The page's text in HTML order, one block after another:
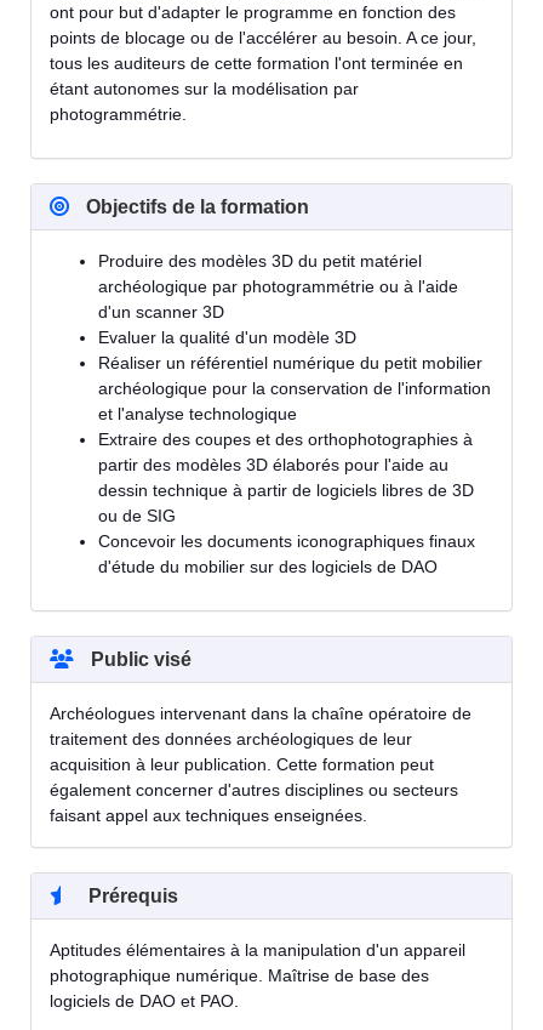
ont pour but d'adapter le programme en fonction des
points de blocage ou de l'accélérer au besoin. A ce jour,
tous les auditeurs de cette formation l'ont terminée en
étant autonomes sur la modélisation par
photogrammétrie.
Objectifs de la formation
Produire des modèles 3D du petit matériel
archéologique par photogrammétrie ou à l'aide
d'un scanner 3D
Evaluer la qualité d'un modèle 3D
Réaliser un référentiel numérique du petit mobilier
archéologique pour la conservation de l'information
et l'analyse technologique
Extraire des coupes et des orthophotographies à
partir des modèles 3D élaborés pour l'aide au
dessin technique à partir de logiciels libres de 3D
ou de SIG
Concevoir les documents iconographiques finaux
d'étude du mobilier sur des logiciels de DAO
Public visé
Archéologues intervenant dans la chaîne opératoire de
traitement des données archéologiques de leur
acquisition à leur publication. Cette formation peut
également concerner d'autres disciplines ou secteurs
faisant appel aux techniques enseignées.
Prérequis
Aptitudes élémentaires à la manipulation d'un appareil
photographique numérique. Maîtrise de base des
logiciels de DAO et PAO.